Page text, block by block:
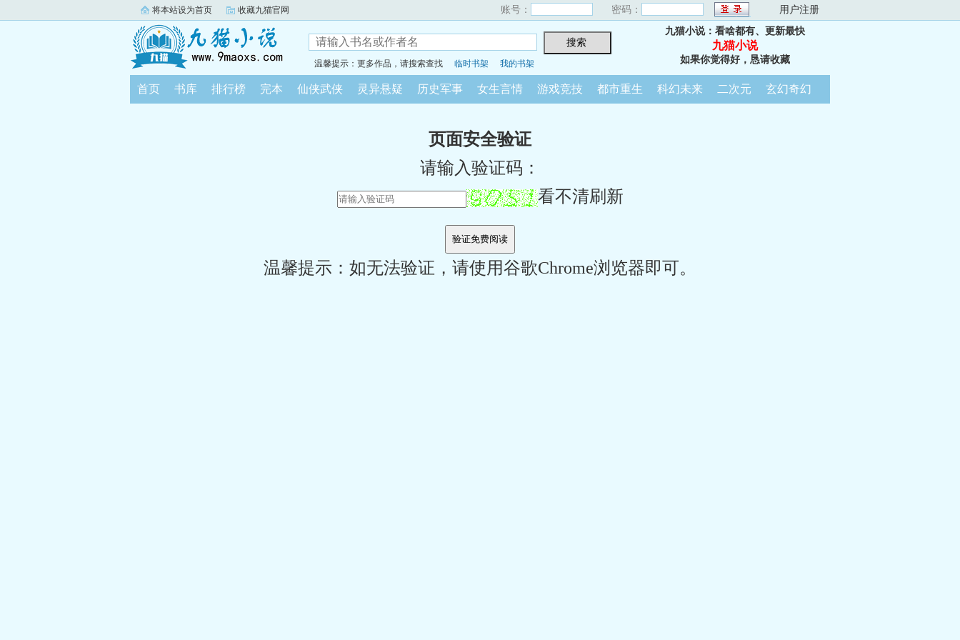
将本站设为首页 收藏九猫官网 账号： 密码： 用户注册
温馨提示：更多作品，请搜索查找 临时书架 我的书架
九猫小说：看啥都有、更新最快
九猫小说
如果你觉得好，恳请收藏
首页 书库 排行榜 完本 仙侠武侠 灵异悬疑 历史军事 女生言情 游戏竞技 都市重生 科幻未来 二次元 玄幻奇幻
页面安全验证
请输入验证码：
看不清刷新
温馨提示：如无法验证，请使用谷歌Chrome浏览器即可。